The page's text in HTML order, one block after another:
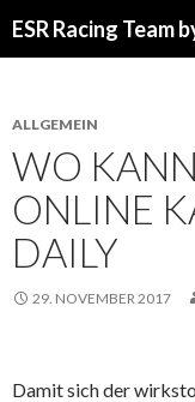
ESR Racing Team
ALLGEMEIN
WO
ONLINE
DAILY
29. NOVEMBER 2017
Damit sich der